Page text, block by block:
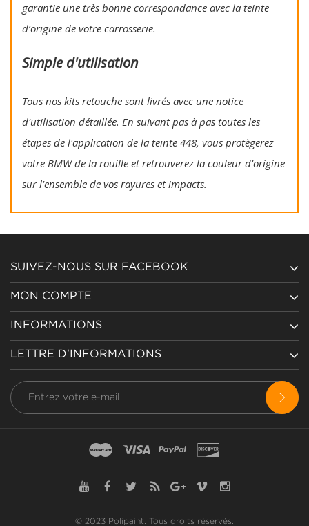
garantie une très bonne correspondance avec la teinte
d’origine de votre carrosserie.
Simple d'utilisation
Tous nos kits retouche sont livrés avec une notice
d'utilisation détaillée. En suivant pas à pas toutes les
étapes de l'application de la teinte 448, vous protègerez
votre BMW de la rouille et retrouverez la couleur d'origine
sur l'ensemble de vos rayures et impacts.
SUIVEZ-NOUS SUR FACEBOOK
MON COMPTE
INFORMATIONS
LETTRE D'INFORMATIONS
© 2023 Polipaint. Tous droits réservés.